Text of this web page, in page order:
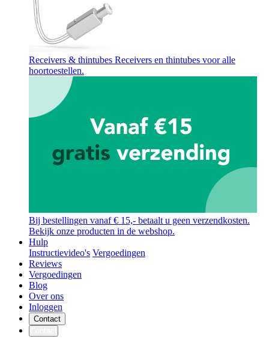
Receivers & thintubes Receivers en thintubes voor alle
hoortoestellen.
Bij bestellingen vanaf € 15,- betaalt u geen verzendkosten.
Bekijk onze producten in de webshop.
Hulp
Instructievideo's Vergoedingen
Reviews
Vergoedingen
Blog
Over ons
Inloggen
Contact